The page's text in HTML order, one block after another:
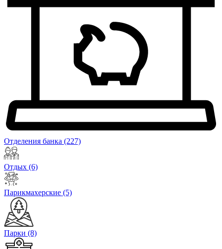
Отделения банка (227)
Отдых (6)
Парикмахерские (5)
Парки (8)